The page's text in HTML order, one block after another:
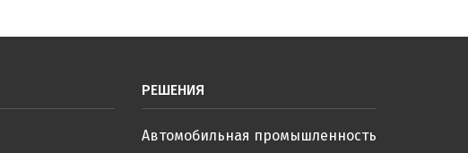
РЕШЕНИЯ
Автомобильная промышленность